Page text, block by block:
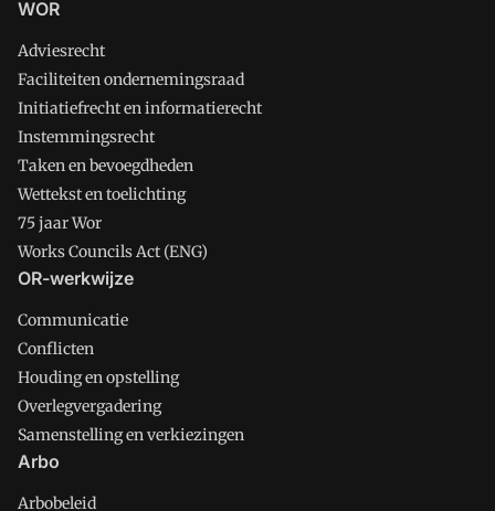
WOR
Adviesrecht
Faciliteiten ondernemingsraad
Initiatiefrecht en informatierecht
Instemmingsrecht
Taken en bevoegdheden
Wettekst en toelichting
75 jaar Wor
Works Councils Act (ENG)
OR-werkwijze
Communicatie
Conflicten
Houding en opstelling
Overlegvergadering
Samenstelling en verkiezingen
Arbo
Arbobeleid